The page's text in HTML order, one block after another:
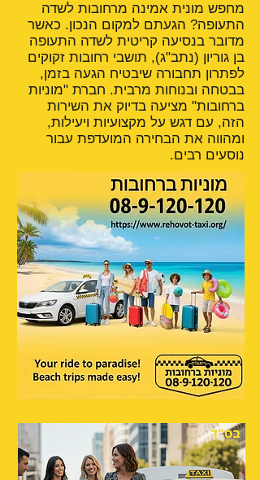
מחפש מונית אמינה מרחובות לשדה
התעופה? הגעתם למקום הנכון. כאשר
מדובר בנסיעה קריטית לשדה התעופה
בן גוריון (נתב"ג), תושבי רחובות זקוקים
לפתרון תחבורה שיבטיח הגעה בזמן,
בבטחה ובנוחות מרבית. חברת "מוניות
ברחובות" מציעה בדיוק את השירות
הזה, עם דגש על מקצועיות ויעילות,
ומהווה את הבחירה המועדפת עבור
נוסעים רבים.